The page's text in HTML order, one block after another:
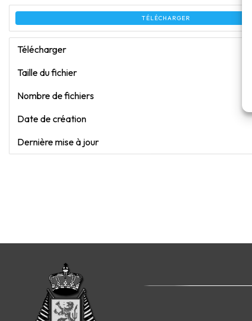
TÉLÉCHARGER
Télécharger
Taille du fichier
Nombre de fichiers
Date de création
Dernière mise à jour